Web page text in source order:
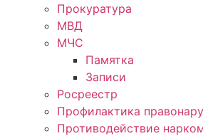
Прокуратура
МВД
МЧС
Памятка
Записи
Росреестр
Профилактика
Противодействие